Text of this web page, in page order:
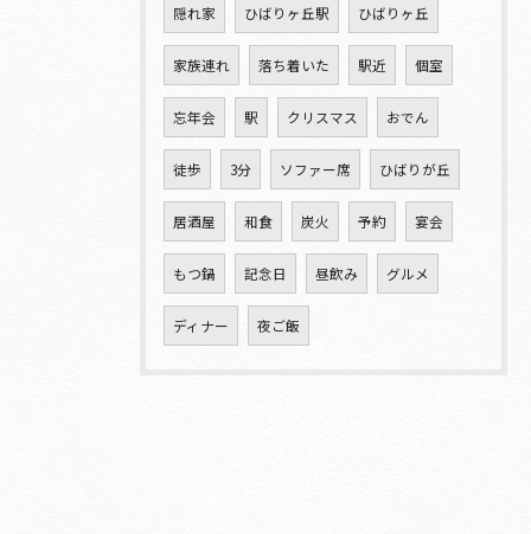
隠れ家 ひばりヶ丘駅 ひばりヶ丘
家族連れ 落ち着いた 駅近 個室
忘年会 駅 クリスマス おでん
徒歩 3分 ソファー席 ひばりが丘
居酒屋 和食 炭火 予約 宴会
もつ鍋 記念日 昼飲み グルメ
ディナー 夜ご飯